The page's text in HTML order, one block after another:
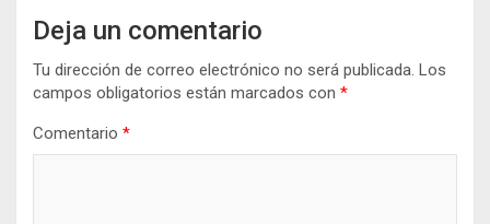
Deja un comentario
Tu dirección de correo electrónico no será publicada. Los
campos obligatorios están marcados con *
Comentario *